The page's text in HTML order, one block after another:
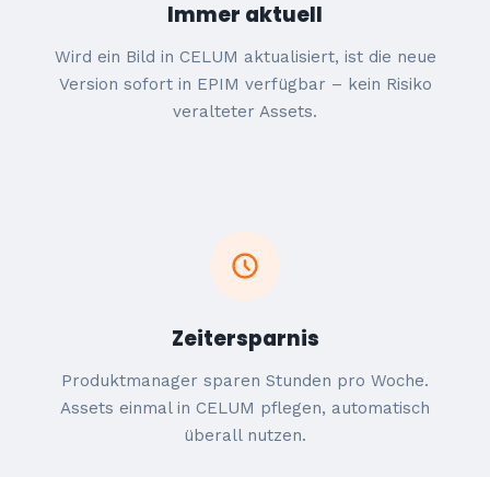
Immer aktuell
Wird ein Bild in CELUM aktualisiert, ist die neue
Version sofort in EPIM verfügbar – kein Risiko
veralteter Assets.
Zeitersparnis
Produktmanager sparen Stunden pro Woche.
Assets einmal in CELUM pflegen, automatisch
überall nutzen.